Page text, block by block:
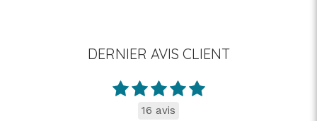
DERNIER AVIS CLIENT
16 avis